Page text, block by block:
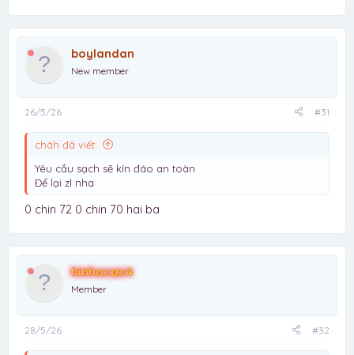
boylandan
New member
26/5/26 #31
châh đã viết:
Yêu cầu sạch sẽ kín đáo an toàn
Để lại zl nha
0 chin 72 0 chin 70 hai ba
hinhocac4
Member
28/5/26 #32